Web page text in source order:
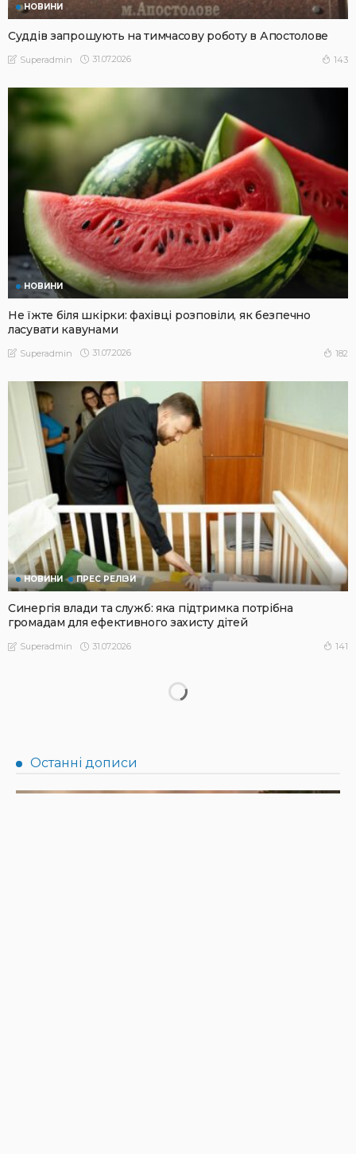
НОВИНИ
Суддів запрошують на тимчасову роботу в Апостолове
Superadmin 31.07.2026 143
НОВИНИ
Не їжте біля шкірки: фахівці розповіли, як безпечно
ласувати кавунами
Superadmin 31.07.2026 182
НОВИНИ ПРЕС РЕЛІЗИ
Синергія влади та служб: яка підтримка потрібна
громадам для ефективного захисту дітей
Superadmin 31.07.2026 141